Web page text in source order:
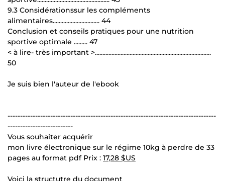
9.3 Considérationssur les compléments
alimentaires............................... 44
Conclusion et conseils pratiques pour une nutrition
sportive optimale ......... 47
< à lire- très important >.............................................................................
50
Je suis bien l'auteur de l'ebook
-----------------------------------------------------------------------------------
--------------------------
Vous souhaiter acquérir
mon livre électronique sur le régime 10kg à perdre de 33
pages au format pdf Prix : 17,28 $US
Voici la structutre du document